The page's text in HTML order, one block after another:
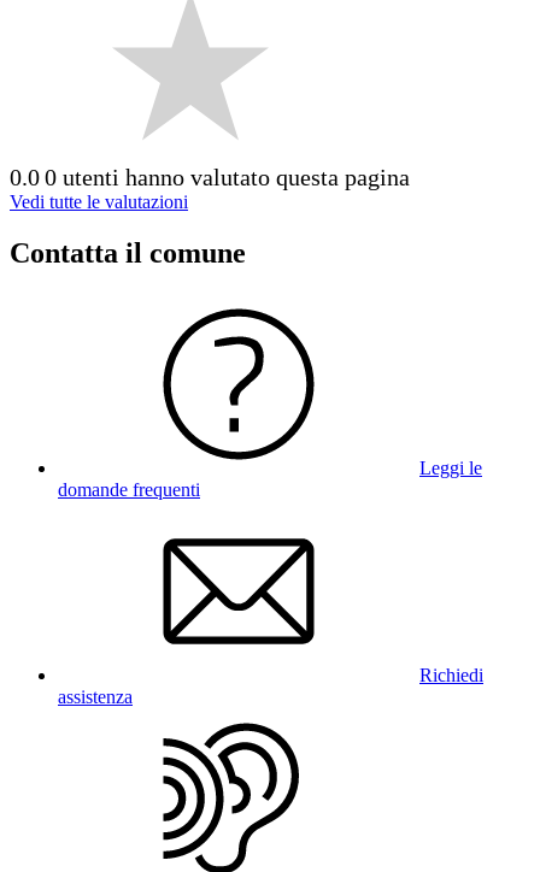
0.00 utenti hanno valutato questa pagina
Vedi tutte le valutazioni
Contatta il comune
Leggi le
domande frequenti
Richiedi
assistenza